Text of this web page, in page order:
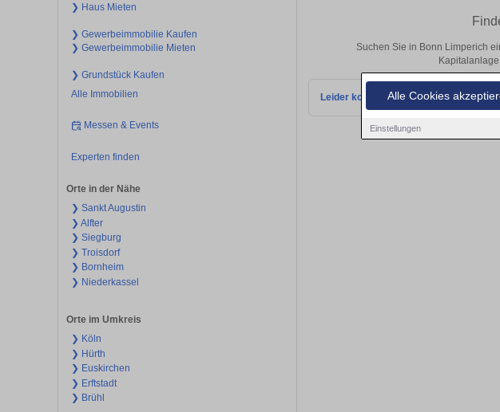
Alle Cookies
Einstellungen
❯ Haus Mieten
❯ Gewerbeimmobilie Kaufen
❯ Gewerbeimmobilie Mieten
❯ Grundstück Kaufen
Alle Immobilien
Messen & Events
Experten finden
Orte in der Nähe
❯ Sankt Augustin
❯ Alfter
❯ Siegburg
❯ Troisdorf
❯ Bornheim
❯ Niederkassel
Orte im Umkreis
❯ Köln
❯ Hürth
❯ Euskirchen
❯ Erftstadt
❯ Brühl
Suchen Sie in Bonn Limperich
Leider konnten wir derzeit keine